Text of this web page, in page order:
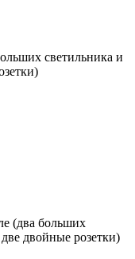
светильника и
(два больших
двойные розетки)